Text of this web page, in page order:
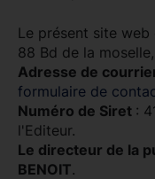
Le présent site
88 Bd de la
Adresse de
formulaire de
Numéro de Siret :
l'Editeur.
Le directeur de la
BENOIT.